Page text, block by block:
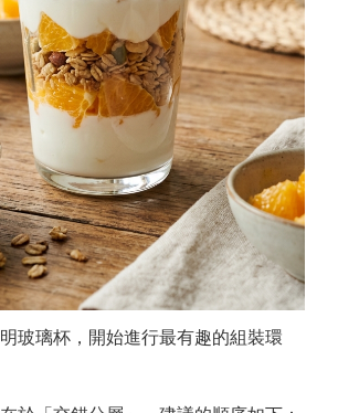
玻璃杯，開始進行最有趣的組裝環